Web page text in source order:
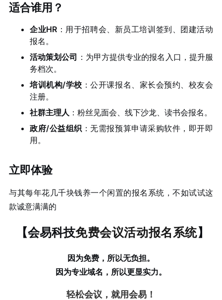
适合谁用？
企业HR ：用于招聘会、新员工培训签到、团建活动
报名。
活动策划公司 ：为甲方提供专业的报名入口，提升服
务档次。
培训机构/学校 ：公开课报名、家长会预约、校友会
注册。
社群主理人 ：粉丝见面会、线下沙龙、读书会报名。
政府/公益组织 ：无需报预算申请采购软件，即开即
用。
立即体验
与其每年花几千块钱养一个闲置的报名系统，不如试试这
款诚意满满的
【会易科技免费会议活动报名系统】
因为免费，所以无负担。
因为专业域名，所以更显实力。
轻松会议，就用会易！